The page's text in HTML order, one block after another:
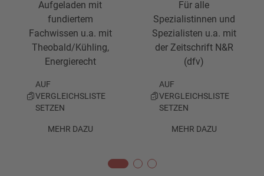
Aufgeladen mit
fundiertem
Fachwissen u.a. mit
Theobald/Kühling,
Energierecht
AUF
VERGLEICHSLISTE
SETZEN
MEHR DAZU
Für alle
Spezialistinnen und
Spezialisten u.a. mit
der Zeitschrift N&R
(dfv)
AUF
VERGLEICHSLISTE
SETZEN
MEHR DAZU